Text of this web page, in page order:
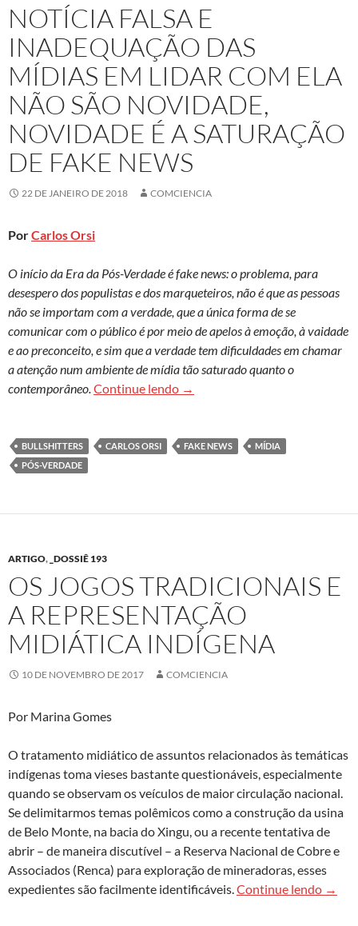
NOTÍCIA FALSA E
INADEQUAÇÃO DAS
MÍDIAS EM LIDAR COM ELA
NÃO SÃO NOVIDADE,
NOVIDADE É A SATURAÇÃO
DE FAKE NEWS
22 DE JANEIRO DE 2018 COMCIENCIA
PorCarlos Orsi
O início da Era da Pós-Verdade é fake news: o problema, para
desespero dos populistas e dos marqueteiros, não é que as pessoas
não se importam com a verdade, que a única forma de se
comunicar com o público é por meio de apelos à emoção, à vaidade
e ao preconceito, e sim que a verdade tem dificuldades em chamar
a atenção num ambiente de mídia tão saturado quanto o
contemporâneo.Continue lendo Notícia falsa e inadequação
→
BULLSHITTERS CARLOS ORSI FAKE NEWS
MÍDIA
PÓS-VERDADE
ARTIGO, _DOSSIÊ 193
OS JOGOS TRADICIONAIS E
A REPRESENTAÇÃO
MIDIÁTICA INDÍGENA
10 DE NOVEMBRO DE 2017 COMCIENCIA
Por Marina Gomes
O tratamento midiático de assuntos relacionados às temáticas
indígenas toma vieses bastante questionáveis, especialmente
quando se observam os veículos de maior circulação nacional.
Se delimitarmos temas polêmicos como a construção da usina
de Belo Monte, na bacia do Xingu, ou a recente tentativa de
abrir – de maneira discutível – a Reserva Nacional de Cobre e
Associados (Renca) para exploração de mineradoras, esses
expedientes são facilmente identificáveis.Continue lendo Os
→